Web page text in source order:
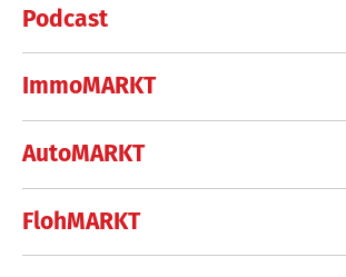
Podcast
ImmoMARKT
AutoMARKT
FlohMARKT